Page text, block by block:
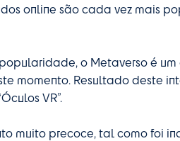
online são cada vez mais
o Metaverso é
momento. Resultado deste
VR”.
muito precoce, tal como foi